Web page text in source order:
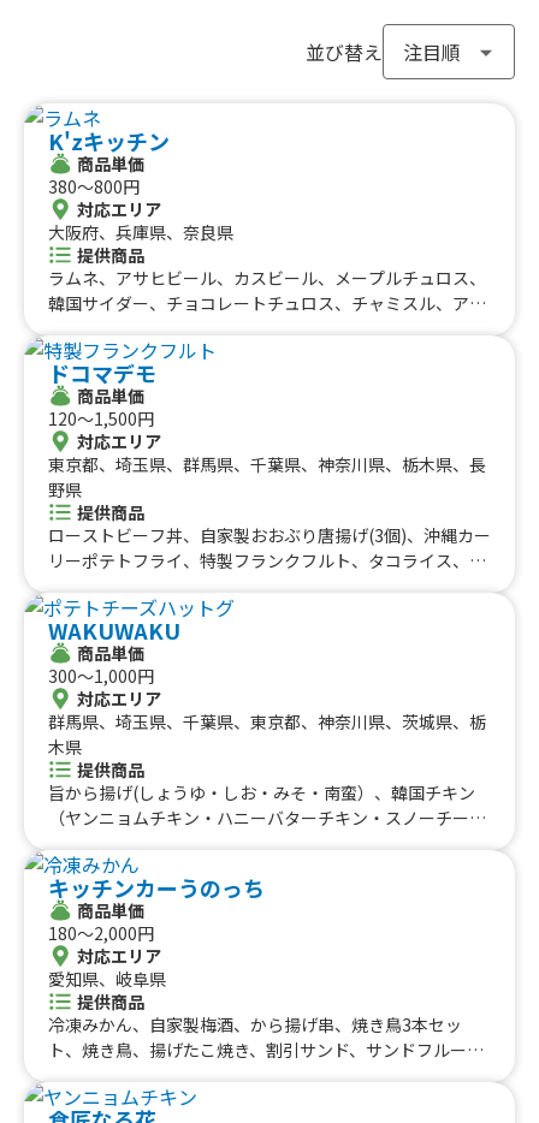
東海のケータリングカー
愛知県静岡県三重県
中国のケータリングカー
鳥取県島根県岡山県広島県
四国のケータリングカー
徳島県香川県愛媛県高知県
九州のケータリングカー
福岡県佐賀県長崎県
沖縄のケータリングカー
沖縄県
#タコライス
#焼きそば
#焼き鳥
#ローストビーフ
#アイスクリーム
#クリームソーダ
#ケーキ
#クロッフル
#フルーツジュース
#海鮮
#和菓子 #和食 #ご当地グルメ
#串焼き
#タイ料理
#りんご飴・フルーツ飴
#アサイーボウル
並び替え
K'zキッチン
商品単価
380〜800円
対応エリア
大阪府、兵庫県、奈良県
提供商品
ラムネ、アサヒビール、カスビール、メープルチュロス、
韓国サイダー、チョコレートチュロス、チャミスル、アイ
ねぎ塩からあげ丼、からマヨ丼、はみでる！からあげ弁
当、チーズトッポギ、ねぎヤンニョムチキン、おろしぶっ
かけねぎマンドゥ、マンドゥ丼、ねぎヤンニョムマンド
ゥ、ヤンニョムチキン丼、ヤンニョムマンドゥ、マンドゥ
(韓式揚げ餃子)、ヤンニョムチキン、韓国チキン
ドコマデモ
商品単価
120〜1,500円
対応エリア
東京都、埼玉県、群馬県、千葉県、神奈川県、栃木県、長
野県
提供商品
ローストビーフ丼、自家製おおぶり唐揚げ(3個)、沖縄カー
リーポテトフライ、特製フランクフルト、タコライス、削
カリっとチヂミ、ヤンニョムチキン、自家製大ぶり唐揚げ
(4個)、お好み焼き、かき氷、いちごフラッペ、ふりふり山
盛りポテトフライ、韓国風ピラフ、ストロベリーチーズボ
ール、スンドゥブチゲ、ハンドドリップコーヒー、深川め
し、自家製唐揚げ(1個)、上州名物とりめし、スパイスカレ
ー、きゅうりの塩たたき、いちごスムージー、炭火焼鳥3
本、ビアバッターステーキカットポテト、サイドワインダ
ーポテトフライ、焼きそば、かき氷、トルネードポテト、
ソフトドリンク、ヤンニョムチキン、煎茶、サラダ、自家
ット、冷凍ペットボトル飲料、焼きそば、ラムネ 1本、
上海やきそば、骨付きポークフランク、自家製シロップの
かき氷、響ハイボール、山崎ハイボール、上州牛ロースト
ビーフサンド、群馬県産上州牛ローストビーフ、アサイー
ボール、鶏天丼、カップいちご(4粒)、ナタデココといちご
のフルーツドリンク、チュロス、群馬県産やよいひめ
(箱)、マカロニ&チーズホットドッグ、生姜焼きホットド
ッグケバブソース仕立て、焼鳥ホットドッグ、ホットドッ
ク、白州森香るハイボール、サンディーカクテル、サンデ
ィーサワー、アースフレンズ東京Zカクテル、アースフレ
ンズ東京Zサワー、日替り弁当、唐揚げ弁当、チルソーダa
WAKUWAKU
商品単価
300〜1,000円
対応エリア
群馬県、埼玉県、千葉県、東京都、神奈川県、茨城県、栃
木県
提供商品
旨から揚げ(しょうゆ・しお・みそ・南蛮）、韓国チキン
（ヤンニョムチキン・ハニーバターチキン・スノーチーズ
キン・ハニーコンボチキン）、秩父天然水ふわふわかき氷
（18種類)、ふりふりポテト(18種類のフレーバー）、チュ
ロス、チーズハットグ、ポテトチーズハットグ、チーズボ
ール、チヂミ、チキンナゲット、ソトックソトック、肉巻
きおにぎり、アメリカンドッグ、旨からBOX(しょうゆ・し
お・みそ・南蛮・油淋鶏・めんたいマヨ・スイートチ
リ)、旨から丼、牛カルビ丼、缶ビール、オレンジジュー
ス100%、パイナップルジュース100%、ハイボール・コ
キッチンカーうのっち
商品単価
180〜2,000円
対応エリア
愛知県、岐阜県
提供商品
冷凍みかん、自家製梅酒、から揚げ串、焼き鳥3本セッ
ト、焼き鳥、揚げたこ焼き、割引サンド、サンドフルーツ
ふぐのから揚げ、レモンスカッシュ、レモネード、厚切り